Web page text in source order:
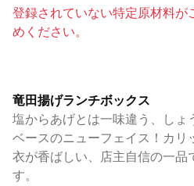
登録されていない特定原材料
めください。
竜田揚げランチボックス
塩からあげとは一味違う、しょ
ベースのニューフェイス！カリ
衣が香ばしい、店主自信の一品
す。